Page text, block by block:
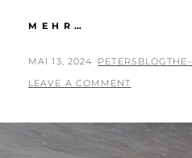
MEHR…
POSTED
ON
MAI 13, 2024 BY
LEAVE A COMMENT